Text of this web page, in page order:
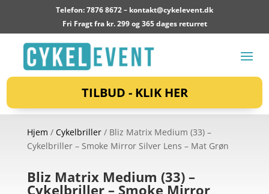
Telefon: 7876 8672 – kontakt@cykelevent.dk
Fri Fragt fra kr. 299 og 365 dages returret
TILBUD - KLIK HER
Hjem / Cykelbriller/ Bliz Matrix Medium (33) –
Cykelbriller – Smoke Mirror Silver Lens – Mat Grøn
Bliz Matrix Medium (33) –